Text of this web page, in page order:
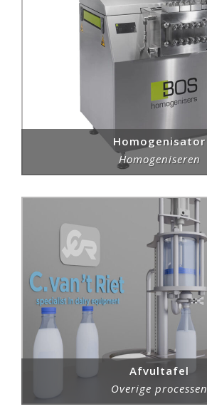
Homogenisator
Homogeniseren
Afvultafel
Overige processen